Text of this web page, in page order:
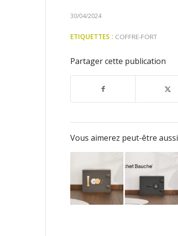
30/04/2024
ETIQUETTES : COFFRE-FORT
Partager cette publication
Vous aimerez peut-être aussi